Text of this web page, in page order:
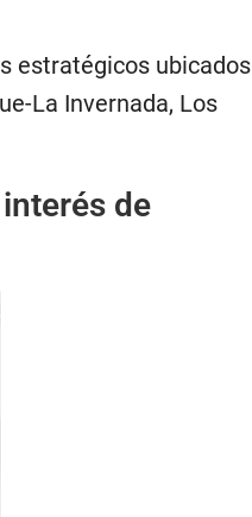
estratégicos ubicados
La Invernada, Los
de